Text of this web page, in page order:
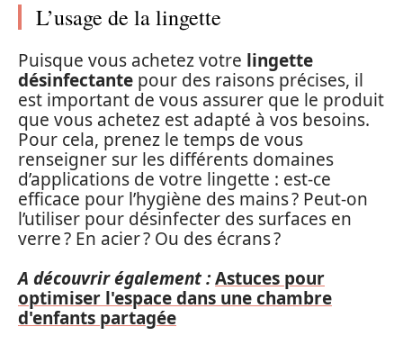
L’usage de la lingette
Puisque vous achetez votre lingette
désinfectante pour des raisons précises, il
est important de vous assurer que le produit
que vous achetez est adapté à vos besoins.
Pour cela, prenez le temps de vous
renseigner sur les différents domaines
d’applications de votre lingette : est-ce
efficace pour l’hygiène des mains ? Peut-on
l’utiliser pour désinfecter des surfaces en
verre ? En acier ? Ou des écrans ?
A découvrir également :Astuces pour
optimiser l'espace dans une chambre
d'enfants partagée